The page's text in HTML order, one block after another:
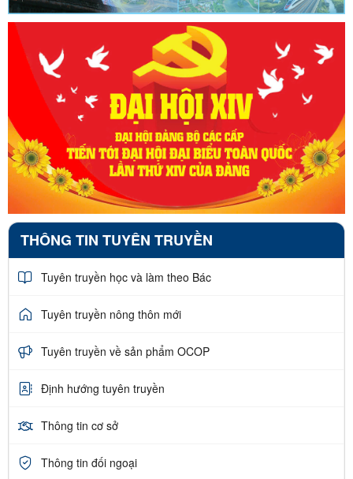
THÔNG TIN TUYÊN TRUYỀN
Tuyên truyền học và làm theo Bác
Tuyên truyền nông thôn mới
Tuyên truyền về sản phẩm OCOP
Định hướng tuyên truyền
Thông tin cơ sở
Thông tin đối ngoại